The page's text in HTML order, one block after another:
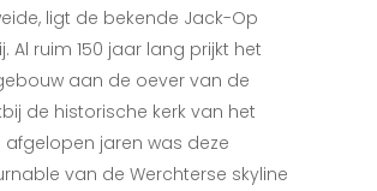
ligt de bekende Jack-Op
Al ruim 150 jaar lang prijkt het
aan de oever van de
de historische kerk van het
afgelopen jaren was deze
van de Werchterse skyline